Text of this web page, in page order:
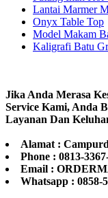
Lantai Marmer
Onyx Table Top
Model Makam
Kaligrafi Batu
Jika Anda Merasa
Service Kami, Anda
Layanan Dan
Alamat :
Phone : 0813-
Email :
Whatsapp : 0858-